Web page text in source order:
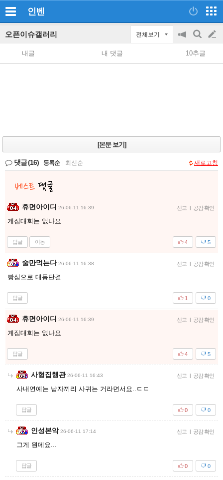
인벤
오픈이슈갤러리 전체보기
공
지
on/off
검
색
글
쓰
내글 내 댓글 10추글
[본문 보기]
댓글(16) 등록순 최신순 새로고침
휴면아이디 26-06-11 16:39 신고 | 공감 확인
계집대회는 없나요
답글 이동 5
4
술만먹는다 26-06-11 16:38 신고 | 공감 확인
빵심으로 대동단결
답글 0
1
휴면아이디 26-06-11 16:39 신고 | 공감 확인
계집대회는 없나요
답글 5
4
사형집행관 26-06-11 16:43 신고 | 공감 확인
사내연예는 남자끼리 사귀는 거라면서요..ㄷㄷ
답글 0
0
인성본악 26-06-11 17:14 신고 | 공감 확인
그게 뭔데요...
답글 0
0